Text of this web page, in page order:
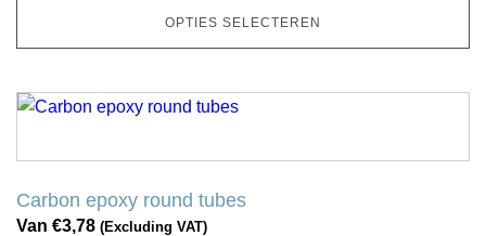
OPTIES SELECTEREN
op
productpagina
Carbon epoxy round tubes
Van €3,78 (Excluding VAT)
Dit
heeft
variaties.